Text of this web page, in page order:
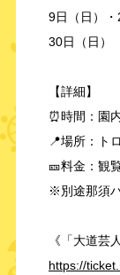
9日（日）
30日（日）
【詳細】
⏰時間：園
📍場所：ト
🎫料金：観
※別途那須
《「大道芸
https://